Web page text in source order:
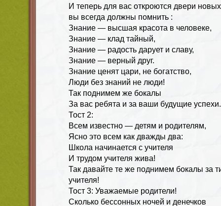
И теперь для вас откроются двери
вы всегда должны помнить :
Знание — высшая красота в человеке,
Знание — клад тайный,
Знание — радость дарует и славу,
Знание — верный друг.
Знание ценят цари, не богатство,
Люди без знаний не люди!
Так поднимем же бокалы
За вас ребята и за ваши будущие успехи.
Тост 2:
Всем известно — детям и родителям,
Ясно это всем как дважды два:
Школа начинается с учителя
И трудом учителя жива!
Так давайте те же поднимем бокалы за
учителя!
Тост 3: Уважаемые родители!
Сколько бессонных ночей и денечков